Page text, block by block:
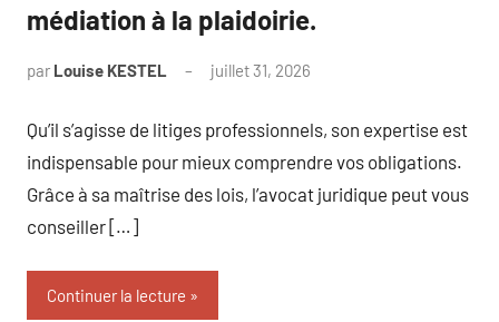
médiation à la plaidoirie.
par Louise KESTEL juillet 31, 2026
Qu’il s’agisse de litiges professionnels, son expertise est
indispensable pour mieux comprendre vos obligations.
Grâce à sa maîtrise des lois, l’avocat juridique peut vous
conseiller […]
Continuer la lecture